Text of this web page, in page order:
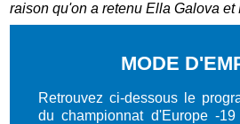
raison qu'on a retenu Ella Galova et
MODE
Retrouvez ci-dessous le
du championnat d'Europe -